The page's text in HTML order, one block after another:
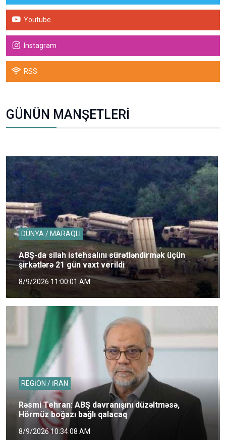
Youtube
Instagram
RSS
GÜNÜN MANŞETLERİ
DÜNYA / MARAQLI
ABŞ-da silah istehsalını sürətləndirmək üçün
şirkətlərə 21 gün vaxt verildi
8/9/2026 11:00:01 AM
REGİON / İRAN
Rəsmi Tehran: ABŞ davranışını düzəltməsə,
Hörmüz boğazı bağlı qalacaq
8/9/2026 10:34:08 AM